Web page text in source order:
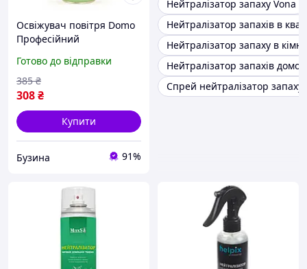
Освіжувач повітря Domo
Професійний
ароматом лайму 500 мл
(4820024949514)
Готово до відправки
308₴
385 ₴
Купити
Бузина 91%
Нейтралізатор запаху Vona
Нейтралізатор запахів в
Нейтралізатор запаху в
Нейтралізатор запахів домо
Спрей нейтралізатор запаху